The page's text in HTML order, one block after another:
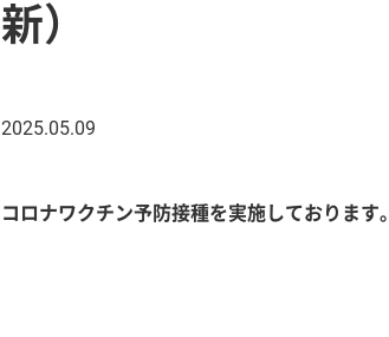
新）
2025.05.09
コロナワクチン予防接種を実施しております。